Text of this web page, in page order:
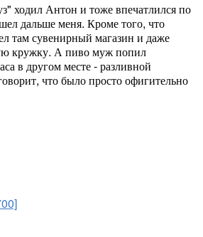
ходил Антон и тоже впечатлился по
дальше меня. Кроме того, что
там сувенирный магазин и даже
кружку. А пиво муж попил
в другом месте - разливной
что было просто офигительно